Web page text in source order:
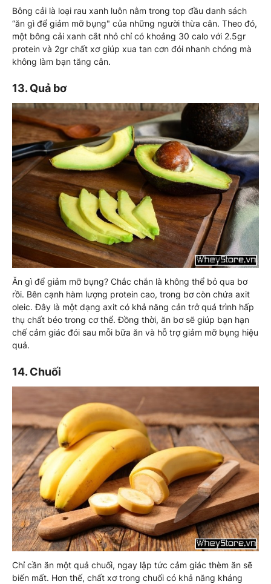
Bông cải là loại rau xanh luôn nằm trong top đầu danh sách
“ăn gì để giảm mỡ bụng" của những người thừa cân. Theo đó,
một bông cải xanh cắt nhỏ chỉ có khoảng 30 calo với 2.5gr
protein và 2gr chất xơ giúp xua tan cơn đói nhanh chóng mà
không làm bạn tăng cân.
13. Quả bơ
Ăn gì để giảm mỡ bụng? Chắc chắn là không thể bỏ qua bơ
rồi. Bên cạnh hàm lượng protein cao, trong bơ còn chứa axit
oleic. Đây là một dạng axit có khả năng cản trở quá trình hấp
thụ chất béo trong cơ thể. Đồng thời, ăn bơ sẽ giúp bạn hạn
chế cảm giác đói sau mỗi bữa ăn và hỗ trợ giảm mỡ bụng hiệu
quả.
14. Chuối
Chỉ cần ăn một quả chuối, ngay lập tức cảm giác thèm ăn sẽ
biến mất. Hơn thế, chất xơ trong chuối có khả năng kháng